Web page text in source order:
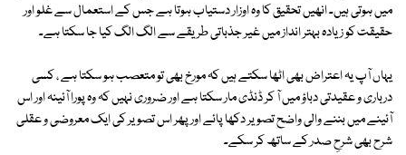
میں ہوتی ہیں۔ انھیں تحقیق کا وہ اوزار دستیاب ہوتا ہے جس کے استعمال سے غلو اور
حقیقت کو زیادہ بہتر انداز میں غیر جذباتی طریقے سے الگ الگ کیا جا سکتا ہے۔
یہاں آپ یہ اعتراض بھی اٹھا سکتے ہیں کہ مورخ بھی تو متعصب ہو سکتا ہے ، کسی
درباری و عقیدتی دباؤ میں آ کر ڈنڈی مار سکتا ہے اور ضروری نہیں کہ وہ پورا آئینہ اور اس
آئینے میں بننے والی واضح تصویر دکھا پائے اور پھر اس تصویر کی ایک معروضی و عقلی
شرح بھی شرحِ صدر کے ساتھ کر سکے۔